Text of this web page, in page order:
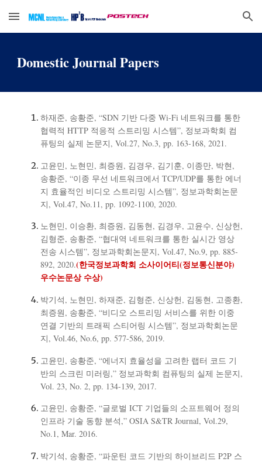
Skip to main content Skip to navigation
Domestic Journal Papers
하재준, 송황준, “SDN 기반 다중 Wi-Fi 네트워크를 통한
협력적 HTTP 적응적 스트리밍 시스템”, 정보과학회 컴
퓨팅의 실제 논문지, Vol.27, No.3, pp. 163-168, 2021.
고윤민, 노현민, 최증원, 김경우, 김기훈, 이종만, 박현,
송황준, “이종 무선 네트워크에서 TCP/UDP를 통한 에너
지 효율적인 비디오 스트리밍 시스템”, 정보과학회논문
지, Vol.47, No.11, pp. 1092-1100, 2020.
노현민, 이승환, 최증원, 김동현, 김경우, 고윤수, 신상헌,
김형준, 송황준, “협대역 네트워크를 통한 실시간 영상
전송 시스템”, 정보과학회논문지, Vol.47, No.9, pp. 885-
892, 2020.(한국정보과학회 소사이어티(정보통신분야)
우수논문상 수상)
박기석, 노현민, 하재준, 김형준, 신상헌, 김동현, 고종환,
최증원, 송황준, “비디오 스트리밍 서비스를 위한 이중
연결 기반의 트래픽 스티어링 시스템”, 정보과학회논문
지, Vol.46, No.6, pp. 577-586, 2019.
고윤민, 송황준, “에너지 효율성을 고려한 랩터 코드 기
반의 스크린 미러링,” 정보과학회 컴퓨팅의 실제 논문지,
Vol. 23, No. 2, pp. 134-139, 2017.
고윤민, 송황준, “글로벌 ICT 기업들의 소프트웨어 정의
인프라 기술 동향 분석,” OSIA S&TR Journal, Vol.29,
No.1, Mar. 2016.
박기석, 송황준, “파운틴 코드 기반의 하이브리드 P2P 스